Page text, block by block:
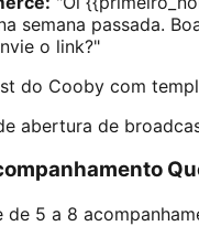
semana passada.
o link?"
do Cooby com
abertura de
5 a 8